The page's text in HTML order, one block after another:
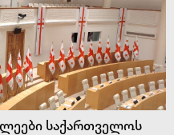
საქართველოს